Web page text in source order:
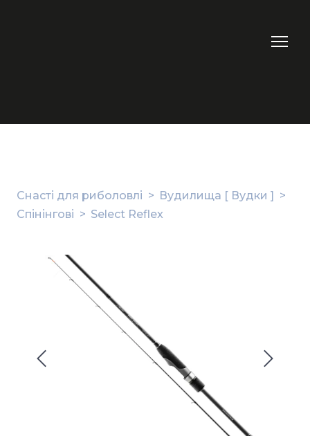
Снасті для риболовлі
Вудилища [ Вудки ]
Спінінгові
Select Reflex